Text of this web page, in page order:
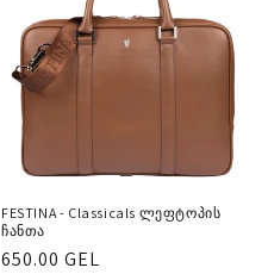
FESTINA - Classicals ლეფტოპის
ჩანთა
რეგულარული
650.00 GEL